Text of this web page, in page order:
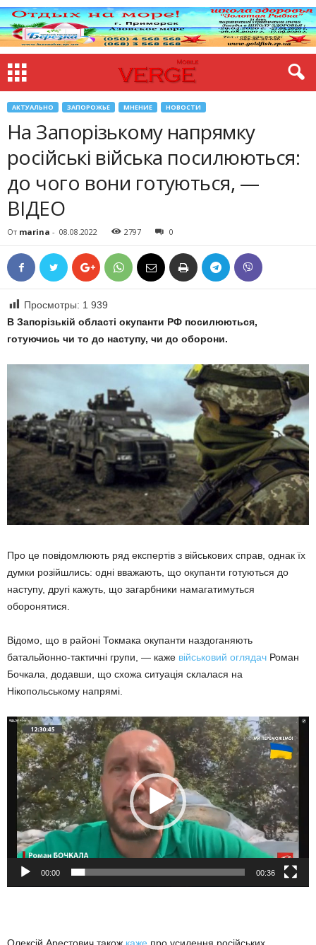
АКТУАЛЬНО ЗАПОРОЖЬЕ МНЕНИЕ НОВОСТИ
На Запорізькому напрямку
російські війська посилюються:
до чого вони готуються, —
ВІДЕО
От marina - 08.08.2022 2797 0
Просмотры: 1 939
В Запорізькій області окупанти РФ посилюються,
готуючись чи то до наступу, чи до оборони.
Про це повідомлюють ряд експертів з військових справ, однак їх
думки розійшлись: одні вважають, що окупанти готуються до
наступу, другі кажуть, що загарбники намагатимуться
оборонятися.
Відомо, що в районі Токмака окупанти наздоганяють
батальйонно-тактичні групи, — каже військовий оглядач Роман
Бочкала, додавши, що схожа ситуація склалася на
Нікопольському напрямі.
Видеоплеер
00:00 00:36